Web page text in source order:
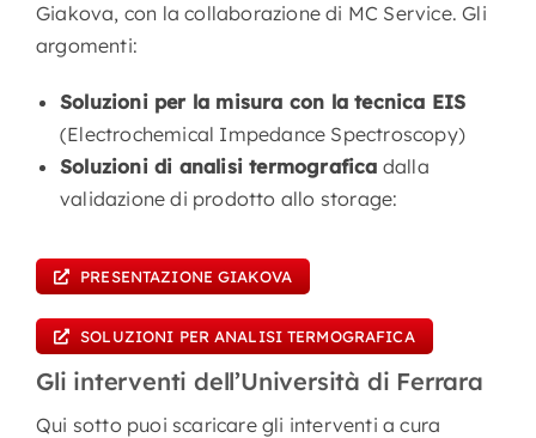
Giakova, con la collaborazione di MC Service. Gli
argomenti:
Soluzioni per la misura con la tecnica EIS
(Electrochemical Impedance Spectroscopy)
Soluzioni di analisi termografica dalla
validazione di prodotto allo storage:
PRESENTAZIONE GIAKOVA
SOLUZIONI PER ANALISI TERMOGRAFICA
Gli interventi dell’Università di Ferrara
Qui sotto puoi scaricare gli interventi a cura